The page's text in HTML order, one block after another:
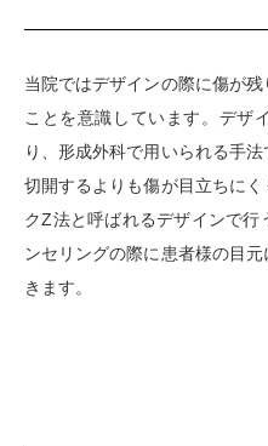
当院ではデザインの際に傷が
ことを意識しています。デザ
り、形成外科で用いられる手
切開するよりも傷が目立ちに
クZ法と呼ばれるデザインで行
ンセリングの際に患者様の目
きます。